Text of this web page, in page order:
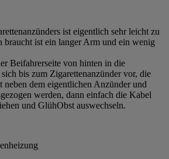
ist eigentlich sehr leicht zu
braucht ist ein langer Arm und ein wenig
Beifahrerseite von hinten in die
bis zum Zigarettenanzünder vor, die
dem eigentlichen Anzünder und
werden, dann einfach die Kabel
und GlühObst auswechseln.